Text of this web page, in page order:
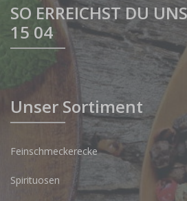
SO ERREICHST DU
15 04
Unser Sortiment
Feinschmeckerecke
Spirituosen